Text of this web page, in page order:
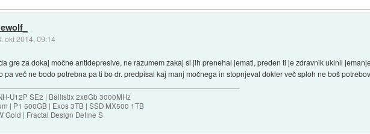
okt 2014, 09:14
gre za dokaj močne antidepresive, ne razumem zakaj si jih prenehal jemati, preden ti je zdravnik ukinil
pa več ne bodo potrebna pa ti bo dr. predpisal kaj manj močnega in stopnjeval dokler več sploh ne boš
U12P SE2 | Ballistix 2x8Gb 3000MHz
| P1 500GB | Exos 3TB | SSD MX500 1TB
Gold | Fractal Design Define S